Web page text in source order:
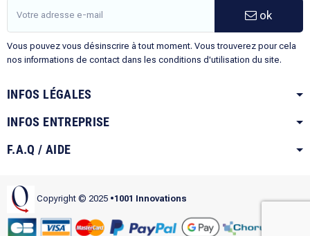
ok
Vous pouvez vous désinscrire à tout moment. Vous trouverez pour cela
nos informations de contact dans les conditions d'utilisation du site.
INFOS LÉGALES
INFOS ENTREPRISE
F.A.Q / AIDE
Copyright © 2025 •1001 Innovations